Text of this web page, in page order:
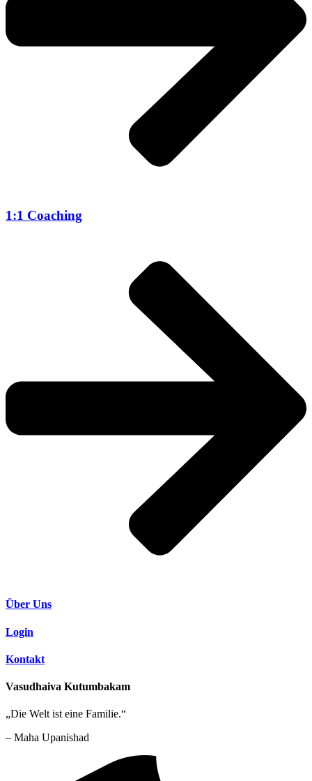
1:1 Coaching
Über Uns
Login
Kontakt
Vasudhaiva Kutumbakam
„Die Welt ist eine Familie.“
– Maha Upanishad